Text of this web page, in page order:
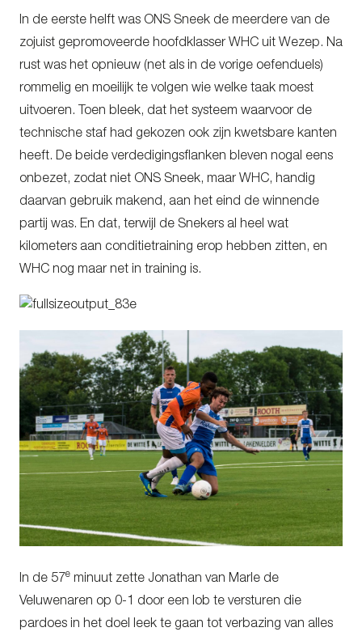
In de eerste helft was ONS Sneek de meerdere van de
zojuist gepromoveerde hoofdklasser WHC uit Wezep. Na
rust was het opnieuw (net als in de vorige oefenduels)
rommelig en moeilijk te volgen wie welke taak moest
uitvoeren. Toen bleek, dat het systeem waarvoor de
technische staf had gekozen ook zijn kwetsbare kanten
heeft. De beide verdedigingsflanken bleven nogal eens
onbezet, zodat niet ONS Sneek, maar WHC, handig
daarvan gebruik makend, aan het eind de winnende
partij was. En dat, terwijl de Snekers al heel wat
kilometers aan conditietraining erop hebben zitten, en
WHC nog maar net in training is.
In de 57e minuut zette Jonathan van Marle de
Veluwenaren op 0-1 door een lob te versturen die
pardoes in het doel leek te gaan tot verbazing van alles